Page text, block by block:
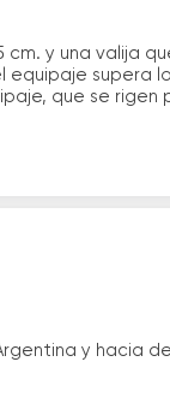
y una valija
equipaje supera
que se rigen
y hacia